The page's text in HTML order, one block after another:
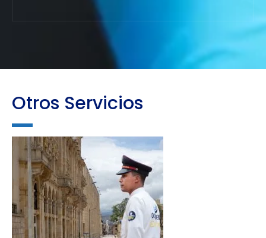
Otros Servicios